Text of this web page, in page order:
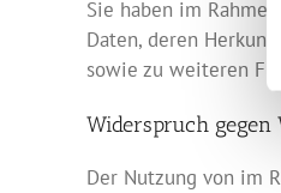
Sie haben im
Daten, deren
sowie zu weiteren
Widerspruch
Der Nutzung von im